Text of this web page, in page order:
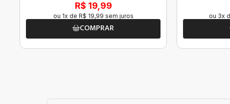
R$ 19,99
ou 1x de R$ 19,99 sem juros
COMPRAR
ou 3x